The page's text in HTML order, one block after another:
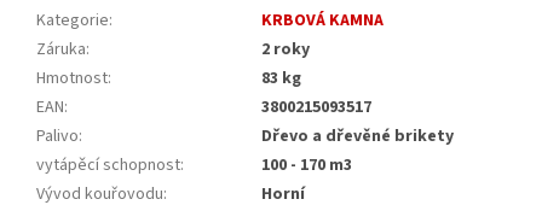
Kategorie:
KRBOVÁ KAMNA
Záruka:
2 roky
Hmotnost:
83 kg
EAN:
3800215093517
Palivo:
Dřevo a dřevěné brikety
vytápěcí schopnost:
100 - 170 m3
Vývod kouřovodu:
Horní